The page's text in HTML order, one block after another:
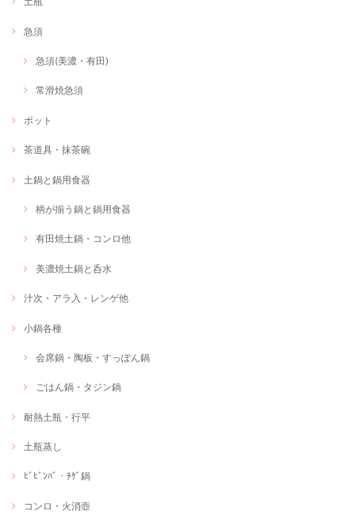
急須
急須(美濃・有田)
常滑焼急須
ポット
茶道具・抹茶碗
土鍋と鍋用食器
柄が揃う鍋と鍋用食器
有田焼土鍋・コンロ他
美濃焼土鍋と呑水
汁次・アラ入・レンゲ他
小鍋各種
会席鍋・陶板・すっぽん鍋
ごはん鍋・タジン鍋
耐熱土瓶・行平
土瓶蒸し
ﾋﾞﾋﾞﾝﾊﾞ・ﾁｹﾞ鍋
コンロ・火消壺